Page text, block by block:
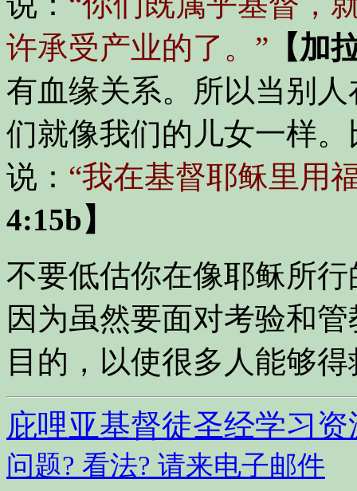
许承受产业的了。” 【加
有血缘关系。所以当别
们就像我们的儿女一样
说： “我在基督耶稣里用
4:15b】
不要低估你在像耶稣所
因为虽然要面对考验和
目的，以使很多人能够得
庇哩亚基督徒圣经学习资
问题? 看法? 请来电子邮件